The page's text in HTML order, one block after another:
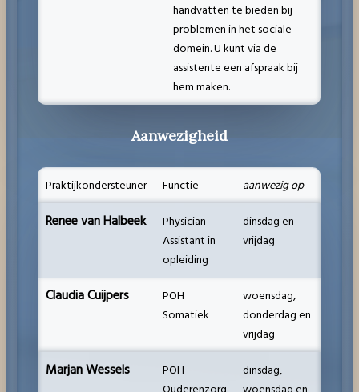
handvatten te bieden bij
problemen in het sociale
domein. U kunt via de
assistente een afspraak bij
hem maken.
Aanwezigheid
Praktijkondersteuner Functie aanwezig op
Renee van Halbeek
Physician
Assistant in
opleiding
dinsdag en
vrijdag
Claudia Cuijpers
POH
Somatiek
woensdag,
donderdag en
vrijdag
Marjan Wessels
POH
dinsdag,